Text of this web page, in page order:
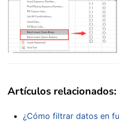
Artículos relacionados:
¿Cómo filtrar datos en